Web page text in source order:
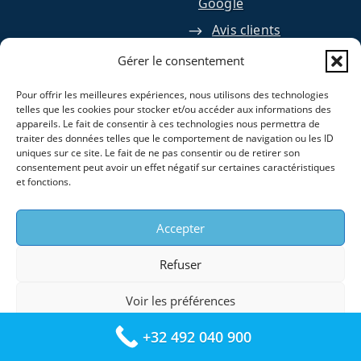
Gérer le consentement
Pour offrir les meilleures expériences, nous utilisons des technologies
telles que les cookies pour stocker et/ou accéder aux informations des
appareils. Le fait de consentir à ces technologies nous permettra de
traiter des données telles que le comportement de navigation ou les ID
uniques sur ce site. Le fait de ne pas consentir ou de retirer son
consentement peut avoir un effet négatif sur certaines caractéristiques
et fonctions.
Accepter
Refuser
Voir les préférences
Mentions legales
Avis clients
Trustpilot
SUIVEZ NOUS
SUR :
D’INTERVENTION
:
+32 492 040 900